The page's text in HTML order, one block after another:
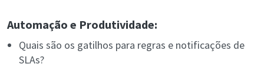
Automação e Produtividade:
Quais são os gatilhos para regras e notificações de
SLAs?